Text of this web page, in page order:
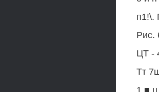
п1!\.
Рис.
ЦТ -
Тт
1 ■ ц